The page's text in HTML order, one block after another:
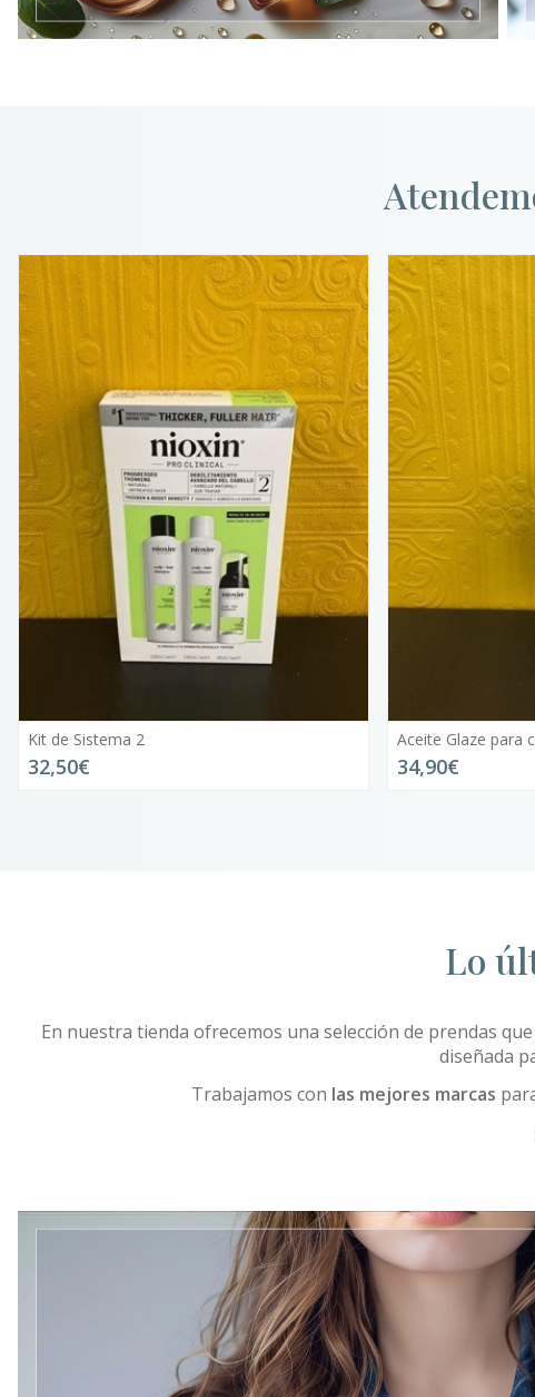
Aceite Glaze para cabello y piel
34,90€
Set activador y
52,90€
Lo
En nuestra tienda ofrecemos una selección de prendas
diseñada
Trabajamos con las mejores marcas